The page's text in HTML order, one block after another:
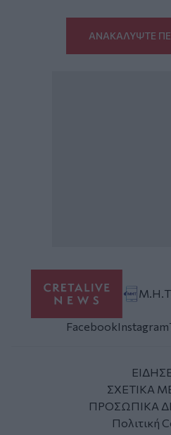
ΑΝΑΚΑΛΥΨΤΕ
FacebookInstagram
ΣΧΕΤΙΚΑ
ΠΡΟΣΩΠΙΚΑ
Πολιτική